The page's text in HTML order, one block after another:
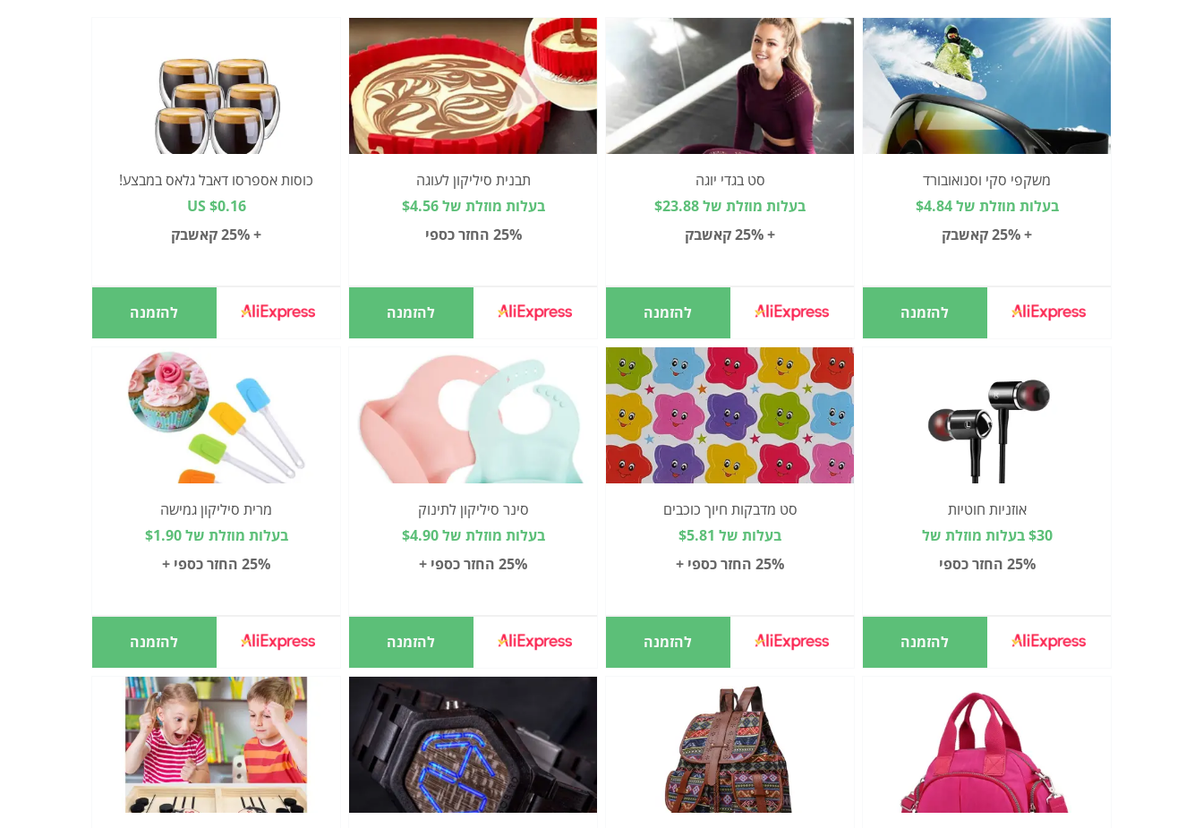
משקפי סקי וסנואובורד
בעלות מוזלת של $4.84
+ 25% קאשבק
להזמנה
סט בגדי יוגה
בעלות מוזלת של $23.88
+ 25% קאשבק
להזמנה
תבנית סיליקון לעוגה
בעלות מוזלת של $4.56
25% החזר כספי
להזמנה
כוסות אספרסו דאבל גלאס במבצע!
US $0.16
+ 25% קאשבק
להזמנה
אוזניות חוטיות
$30 בעלות מוזלת של
25% החזר כספי
להזמנה
סט מדבקות חיוך כוכבים
בעלות של $5.81
25% החזר כספי +
להזמנה
סינר סיליקון לתינוק
בעלות מוזלת של $4.90
25% החזר כספי +
להזמנה
מרית סיליקון גמישה
בעלות מוזלת של $1.90
25% החזר כספי +
להזמנה